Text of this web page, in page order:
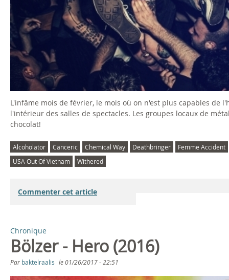
L'infâme mois de février, le mois où on n'est plus capables de
l'intérieur des salles de spectacles. Les groupes locaux de
chocolat!
Alcoholator Canceric Chemical Way Deathbringer
Femme Accident
USA Out Of Vietnam
Withered
Commenter cet article
Chronique
Bölzer - Hero (2016)
Par baktelraalis le01/26/2017 - 22:51